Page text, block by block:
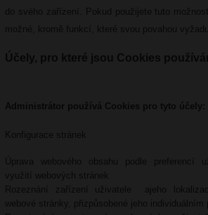
do svého zařízení. Pokud použijete tuto
možné, kromě funkcí, které svou povahou
Účely, pro které jsou Cookies
Administrátor používá Cookies pro tyto účely:
Konfigurace stránek
Úprava webového obsahu podle preferencí
využití webových stránek
Rozeznání zařízení uživatele ajeho
webové stránky, přizpůsobené jeho individuálním